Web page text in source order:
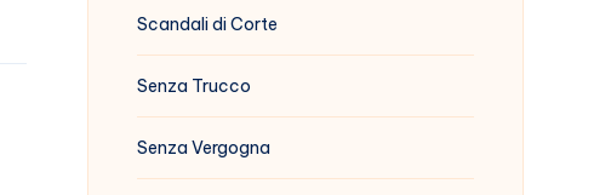
Scandali di Corte
Senza Trucco
Senza Vergogna